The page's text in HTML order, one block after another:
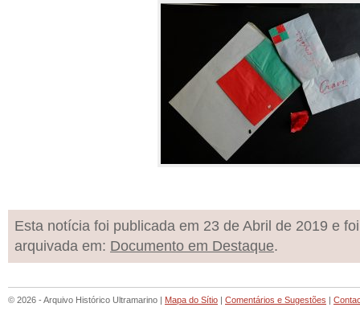
Esta notícia foi publicada em 23 de Abril de 2019 e foi
arquivada em: Documento em Destaque.
© 2026 - Arquivo Histórico Ultramarino | Mapa do Sítio | Comentários e Sugestões |